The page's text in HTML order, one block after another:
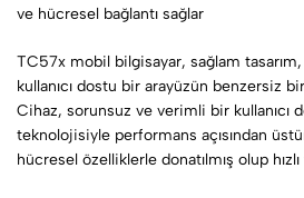
ve hücresel bağlantı sağlar
TC57x mobil bilgisayar, sağlam
kullanıcı dostu bir arayüzün benzersiz
Cihaz, sorunsuz ve verimli bir kullanıcı
teknolojisiyle performans açısından
hücresel özelliklerle donatılmış olup